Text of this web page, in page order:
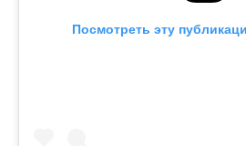
Посмотреть эту